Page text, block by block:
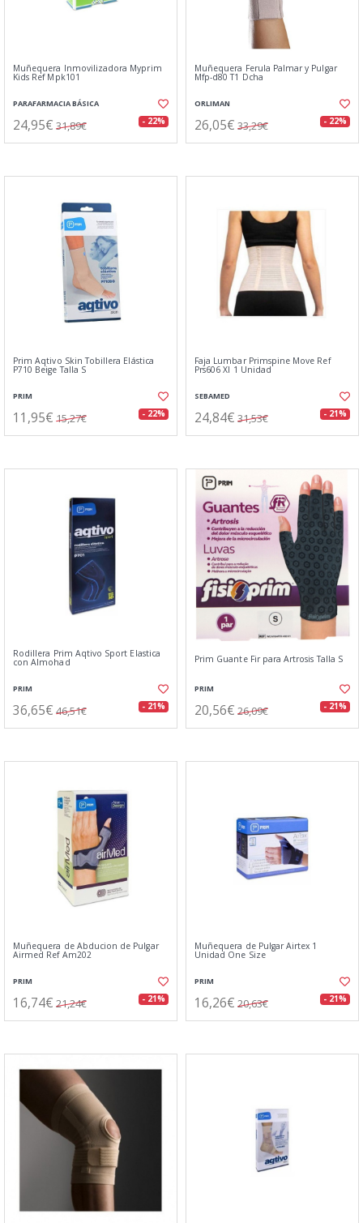
Muñequera Inmovilizadora Myprim
Kids Ref Mpk101
PARAFARMACIA BÁSICA
24,95€ 31,89€ - 22%
Muñequera Ferula Palmar y Pulgar
Mfp-d80 T1 Dcha
ORLIMAN
26,05€ 33,29€ - 22%
Prim Aqtivo Skin Tobillera Elástica
P710 Beige Talla S
PRIM
11,95€ 15,27€ - 22%
Faja Lumbar Primspine Move Ref
Prs606 Xl 1 Unidad
SEBAMED
24,84€ 31,53€ - 21%
Rodillera Prim Aqtivo Sport Elastica
con Almohad
PRIM
36,65€ 46,51€ - 21%
Prim Guante Fir para Artrosis Talla S
PRIM
20,56€ 26,09€ - 21%
Muñequera de Abducion de Pulgar
Airmed Ref Am202
PRIM
16,74€ 21,24€ - 21%
Muñequera de Pulgar Airtex 1
Unidad One Size
PRIM
16,26€ 20,63€ - 21%